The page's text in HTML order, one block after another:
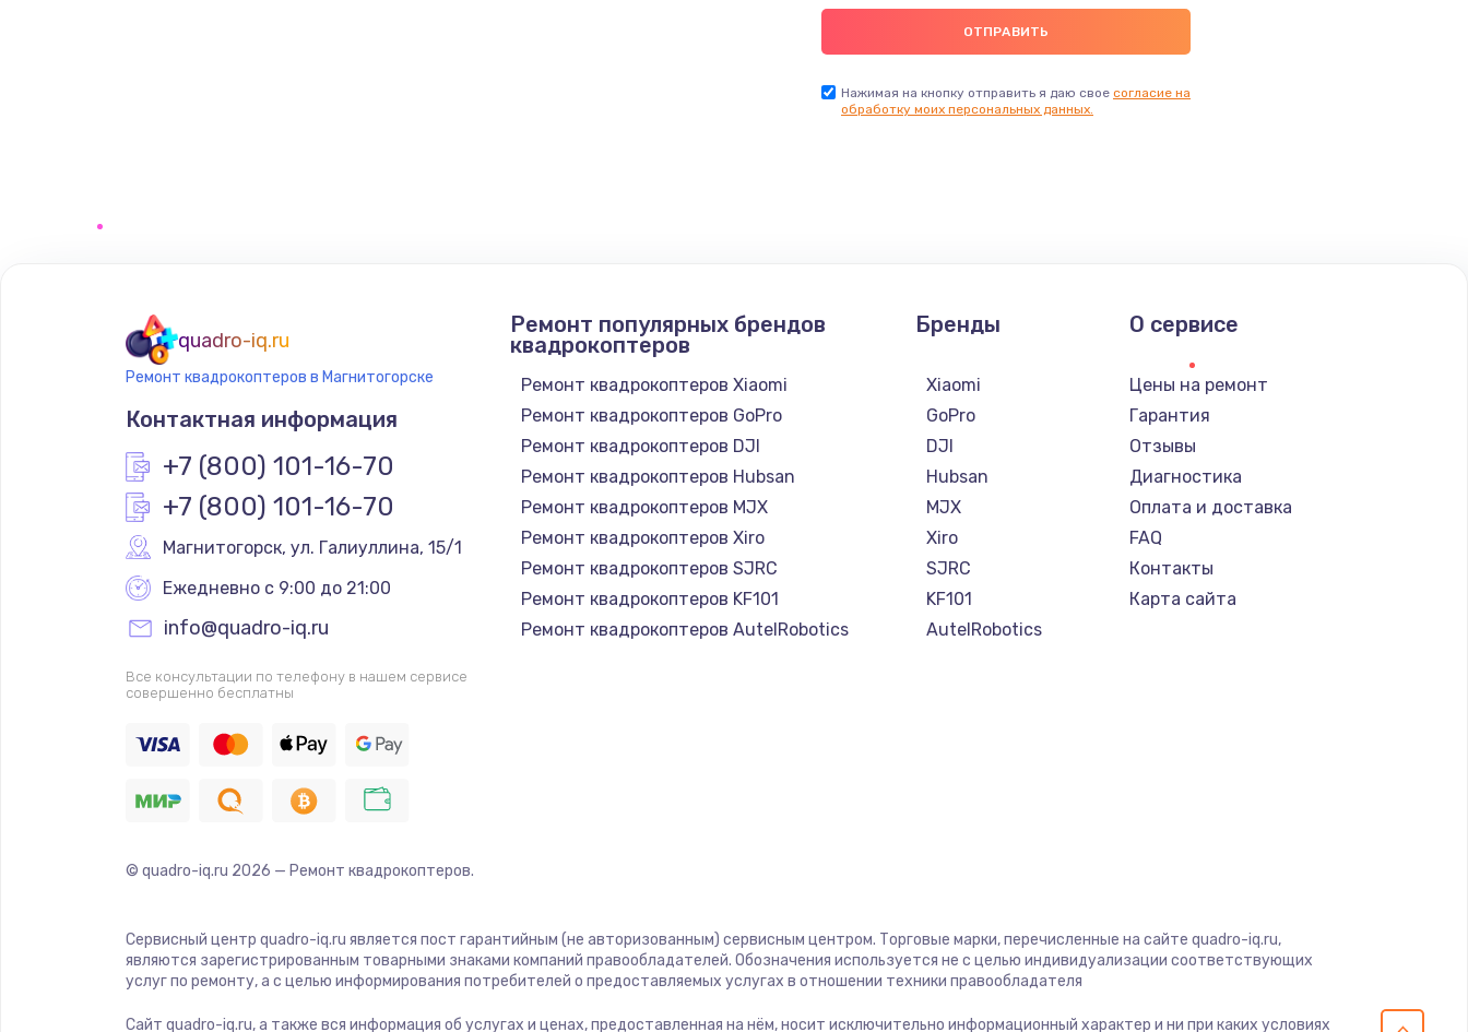
Нажимая на кнопку отправить я даю свое согласие на
обработку моих персональных данных.
quadro-iq.ru
Ремонт квадрокоптеров в Магнитогорске
Контактная информация
+7 (800) 101-16-70
+7 (800) 101-16-70
Магнитогорск, ул. Галиуллина, 15/1
Ежедневно с 9:00 до 21:00
info@quadro-iq.ru
Все консультации по телефону в нашем сервисе
совершенно бесплатны
Ремонт популярных брендов
квадрокоптеров
Ремонт квадрокоптеров Xiaomi
Ремонт квадрокоптеров GoPro
Ремонт квадрокоптеров DJI
Ремонт квадрокоптеров Hubsan
Ремонт квадрокоптеров MJX
Ремонт квадрокоптеров Xiro
Ремонт квадрокоптеров SJRC
Ремонт квадрокоптеров KF101
Ремонт квадрокоптеров AutelRobotics
Бренды
Xiaomi
GoPro
DJI
Hubsan
MJX
Xiro
SJRC
KF101
AutelRobotics
О сервисе
Цены на ремонт
Гарантия
Отзывы
Диагностика
Оплата и доставка
FAQ
Контакты
Карта сайта
© quadro-iq.ru 2026 — Ремонт квадрокоптеров.
Сервисный центр quadro-iq.ru является пост гарантийным (не авторизованным) сервисным центром. Торговые марки, перечисленные на сайте quadro-iq.ru,
являются зарегистрированным товарными знаками компаний правообладателей. Обозначения используется не с целью индивидуализации соответствующих
услуг по ремонту, а с целью информирования потребителей о предоставляемых услугах в отношении техники правообладателя
Сайт quadro-iq.ru, а также вся информация об услугах и ценах, предоставленная на нём, носит исключительно информационный характер и ни при каких условиях